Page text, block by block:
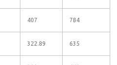
407 784
322.89 635